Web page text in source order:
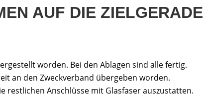
AUF DIE ZIELGERADE
worden. Bei den Ablagen sind alle fertig.
an den Zweckverband übergeben worden.
restlichen Anschlüsse mit Glasfaser auszustatten.